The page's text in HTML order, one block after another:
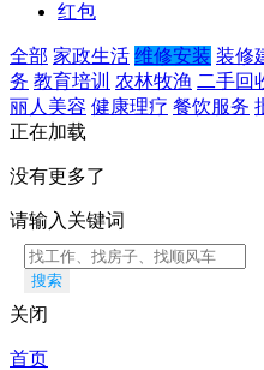
红包
全部 家政生活 维修安装 装修
务 教育培训 农林牧渔 二手回
丽人美容 健康理疗 餐饮服务
正在加载
没有更多了
请输入关键词
搜索
关闭
首页